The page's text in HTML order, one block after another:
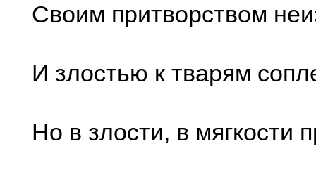
Своим притворством
И злостью к тварям
Но в злости, в мягкости